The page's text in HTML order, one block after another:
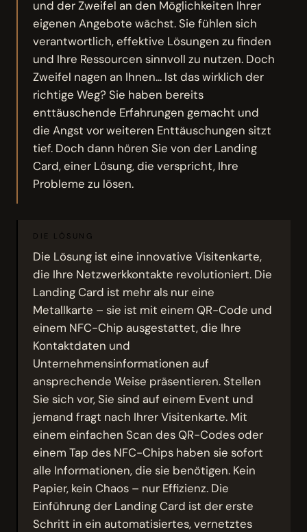
und der Zweifel an den Möglichkeiten Ihrer
eigenen Angebote wächst. Sie fühlen sich
verantwortlich, effektive Lösungen zu finden
und Ihre Ressourcen sinnvoll zu nutzen. Doch
Zweifel nagen an Ihnen... Ist das wirklich der
richtige Weg? Sie haben bereits
enttäuschende Erfahrungen gemacht und
die Angst vor weiteren Enttäuschungen sitzt
tief. Doch dann hören Sie von der Landing
Card, einer Lösung, die verspricht, Ihre
Probleme zu lösen.
DIE LÖSUNG
Die Lösung ist eine innovative Visitenkarte,
die Ihre Netzwerkkontakte revolutioniert. Die
Landing Card ist mehr als nur eine
Metallkarte – sie ist mit einem QR-Code und
einem NFC-Chip ausgestattet, die Ihre
Kontaktdaten und
Unternehmensinformationen auf
ansprechende Weise präsentieren. Stellen
Sie sich vor, Sie sind auf einem Event und
jemand fragt nach Ihrer Visitenkarte. Mit
einem einfachen Scan des QR-Codes oder
einem Tap des NFC-Chips haben sie sofort
alle Informationen, die sie benötigen. Kein
Papier, kein Chaos – nur Effizienz. Die
Einführung der Landing Card ist der erste
Schritt in ein automatisiertes, vernetztes